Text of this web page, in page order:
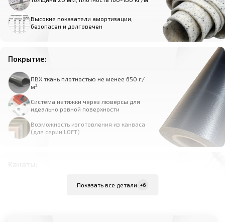
Высокие показатели амортизации,
безопасен и долговечен
Покрытие:
ПВХ ткань плотностью не менее 650 г/
м²
Система натяжки через люверсы для
идеально ровной поверхности
Возможность изготовления из канваса
(для серии LOFT)
Внутренняя жила из стального троса диаметром
Показать все детали +6